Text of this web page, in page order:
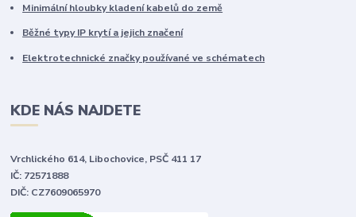
Minimální hloubky kladení kabelů do země
Běžné typy IP krytí a jejich značení
Elektrotechnické značky používané ve schématech
KDE NÁS NAJDETE
Vrchlického 614, Libochovice, PSČ 411 17
IČ: 72571888
DIČ: CZ7609065970